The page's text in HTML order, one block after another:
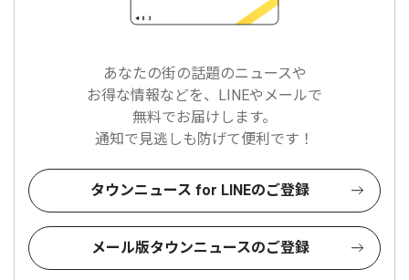
あなたの街の話題のニュースや
お得な情報などを、LINEやメールで
無料でお届けします。
通知で見逃しも防げて便利です！
タウンニュース for LINEのご登録
メール版タウンニュースのご登録